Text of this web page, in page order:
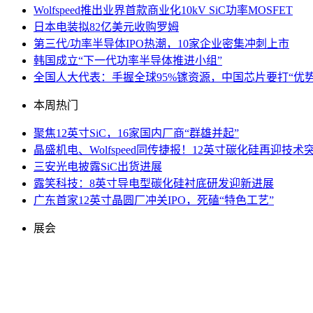
Wolfspeed推出业界首款商业化10kV SiC功率MOSFET
日本电装拟82亿美元收购罗姆
第三代/功率半导体IPO热潮，10家企业密集冲刺上市
韩国成立“下一代功率半导体推进小组”
全国人大代表：手握全球95%镓资源，中国芯片要打“优
本周热门
聚焦12英寸SiC，16家国内厂商“群雄并起”
晶盛机电、Wolfspeed同传捷报！12英寸碳化硅再迎技术
三安光电披露SiC出货进展
露笑科技：8英寸导电型碳化硅衬底研发迎新进展
广东首家12英寸晶圆厂冲关IPO，死磕“特色工艺”
展会